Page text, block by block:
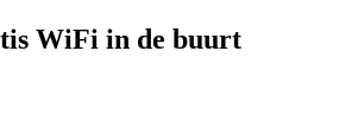
WiFi in de buurt